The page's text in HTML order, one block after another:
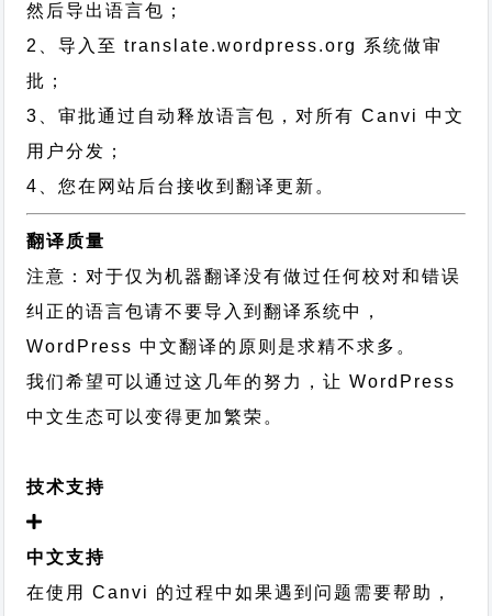
然后导出语言包；
2、导入至 translate.wordpress.org 系统做审
批；
3、审批通过自动释放语言包，对所有 Canvi 中文
用户分发；
4、您在网站后台接收到翻译更新。
翻译质量
注意：对于仅为机器翻译没有做过任何校对和错误
纠正的语言包请不要导入到翻译系统中，
WordPress 中文翻译的原则 是求精不求多。
我们希望可以通过这几年的努力，让 WordPress
中文生态可以变得更加繁荣。
技术支持
中文支持
在使用 Canvi 的过程中如果遇到问题需要帮助，